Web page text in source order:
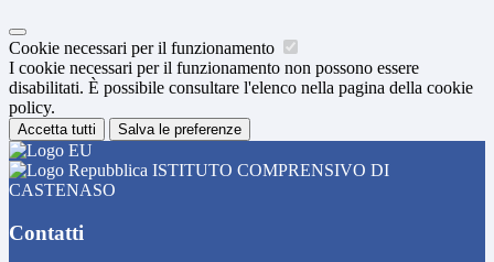
Cookie necessari per il funzionamento
I cookie necessari per il funzionamento non possono essere
disabilitati. È possibile consultare l'elenco nella pagina della cookie
policy.
Accetta tutti Salva le preferenze
ISTITUTO COMPRENSIVO DI
CASTENASO
Contatti